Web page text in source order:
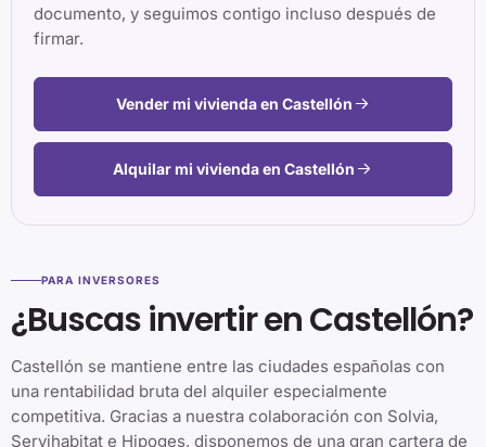
documento, y seguimos contigo incluso después de
firmar.
Vender mi vivienda en Castellón
Alquilar mi vivienda en Castellón
PARA INVERSORES
¿Buscas invertir en Castellón?
Castellón se mantiene entre las ciudades españolas con
una rentabilidad bruta del alquiler especialmente
competitiva. Gracias a nuestra colaboración con Solvia,
Servihabitat e Hipoges, disponemos de una gran cartera de